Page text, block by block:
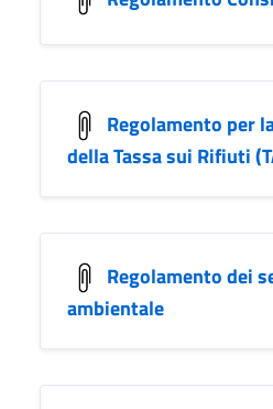
Regolamento per
della Tassa sui Rifiuti
Regolamento dei
ambientale